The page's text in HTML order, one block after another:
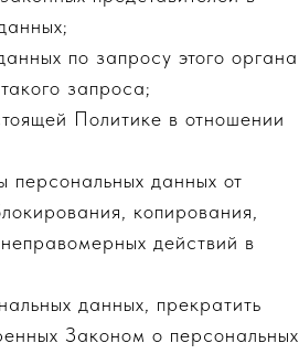
по запросу этого органа
запроса;
Политике в отношении
данных от
копирования,
действий в
данных, прекратить
Законом о персональных